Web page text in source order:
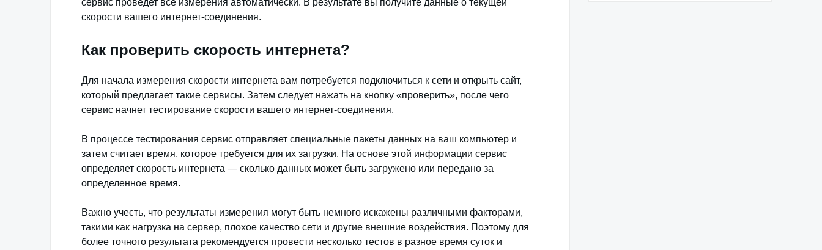
сервис проведет все измерения автоматически. В результате вы получите данные о текущей
скорости вашего интернет-соединения.
Как проверить скорость интернета?
Для начала измерения скорости интернета вам потребуется подключиться к сети и открыть сайт,
который предлагает такие сервисы. Затем следует нажать на кнопку «проверить», после чего
сервис начнет тестирование скорости вашего интернет-соединения.
В процессе тестирования сервис отправляет специальные пакеты данных на ваш компьютер и
затем считает время, которое требуется для их загрузки. На основе этой информации сервис
определяет скорость интернета — сколько данных может быть загружено или передано за
определенное время.
Важно учесть, что результаты измерения могут быть немного искажены различными факторами,
такими как нагрузка на сервер, плохое качество сети и другие внешние воздействия. Поэтому для
более точного результата рекомендуется провести несколько тестов в разное время суток и